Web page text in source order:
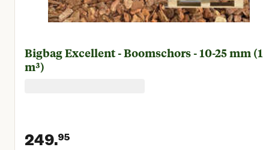
Bigbag Excellent - Boomschors - 10-25 mm (1
m³)
249.95